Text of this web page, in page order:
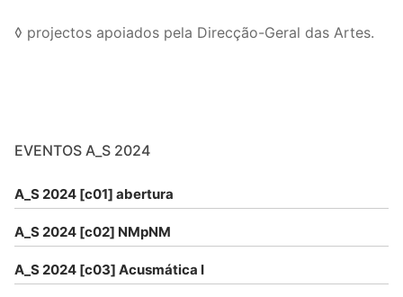
◊ projectos apoiados pela Direcção-Geral das Artes.
EVENTOS A_S 2024
A_S 2024 [c01] abertura
A_S 2024 [c02] NMpNM
A_S 2024 [c03] Acusmática I